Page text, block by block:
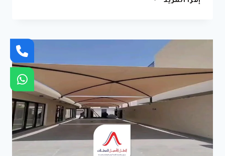
0596837097
مظلات
حدائق
منزلية
في